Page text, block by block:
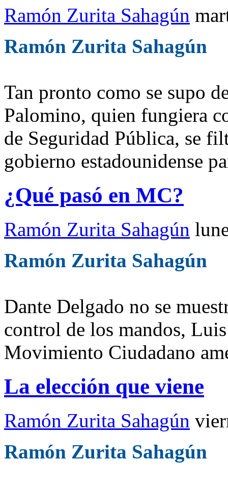
Ramón Zurita Sahagún
Ramón Zurita Sahagún
Tan pronto como se supo
Palomino, quien fungiera
de Seguridad Pública, se
gobierno estadounidense
¿Qué pasó en MC?
Ramón Zurita Sahagún
Ramón Zurita Sahagún
Dante Delgado no se
control de los mandos,
Movimiento Ciudadano
La elección que viene
Ramón Zurita Sahagún
Ramón Zurita Sahagún